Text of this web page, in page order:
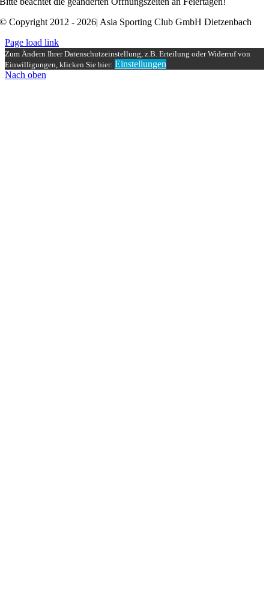
© Copyright 2012 - 2026| Asia Sporting Club GmbH Dietzenbach
Page load link
Zum Ändern Ihrer Datenschutzeinstellung, z.B. Erteilung oder Widerruf von
Einwilligungen, klicken Sie hier: Einstellungen
Nach oben